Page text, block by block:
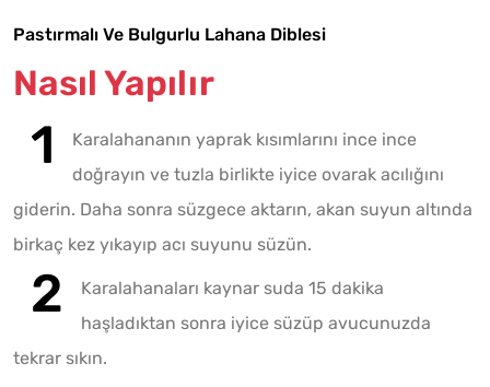
Pastırmalı Ve Bulgurlu Lahana Diblesi
Nasıl Yapılır
Karalahananın yaprak kısımlarını ince ince
doğrayın ve tuzla birlikte iyice ovarak acılığını
giderin. Daha sonra süzgece aktarın, akan suyun altında
birkaç kez yıkayıp acı suyunu süzün.
Karalahanaları kaynar suda 15 dakika
haşladıktan sonra iyice süzüp avucunuzda
tekrar sıkın.